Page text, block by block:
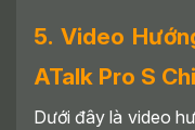
5. Video
ATalk Pro S
Dưới đây là video